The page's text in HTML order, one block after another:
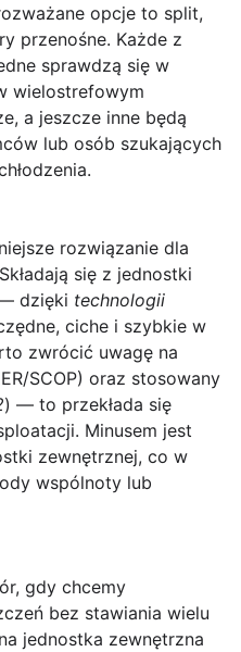
opcje to split,
przenośne. Każde z
sprawdzą się w
wielostrefowym
a jeszcze inne będą
lub osób szukających
rozwiązanie dla
się z jednostki
dzięki technologii
ciche i szybkie w
zwrócić uwagę na
SCOP) oraz stosowany
) — to przekłada się
Minusem jest
zewnętrznej, co w
wspólnoty lub
gdy chcemy
bez stawiania wielu
jednostka zewnętrzna